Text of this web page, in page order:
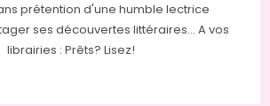
prétention d'une humble lectrice
ses découvertes littéraires... A vos
librairies : Prêts? Lisez!